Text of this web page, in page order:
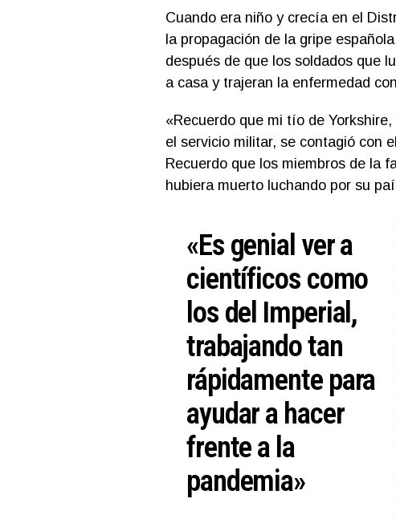
Cuando era niño y crecía en el
la propagación de la gripe
después de que los soldados que
a casa y trajeran la enfermedad
«Recuerdo que mi tío de
el servicio militar, se contagió con
Recuerdo que los miembros de la
hubiera muerto luchando por su
«Es genial ver a
científicos como
los del Imperial,
trabajando tan
rápidamente para
ayudar a hacer
frente a la
pandemia»